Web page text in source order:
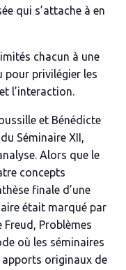
qui s’attache à en
chacun à une
pour privilégier les
l’interaction.
et Bénédicte
Séminaire XII,
. Alors que le
concepts
finale d’une
était marqué par
Freud, Problèmes
où les séminaires
originaux de